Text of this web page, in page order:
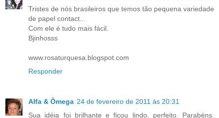
Tristes de nós brasileiros que temos tão pequena variedade
de papel contact...
Com ele é tudo mais fácil.
Bjinhosss
www.rosaturquesa.blogspot.com
Responder
Alfa & Ômega 24 de fevereiro de 2011 às 20:31
Sua idéia foi brilhante e ficou lindo, perfeito. Parabéns.